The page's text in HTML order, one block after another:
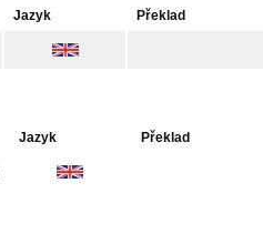
Jazyk Překlad
Jazyk Překlad